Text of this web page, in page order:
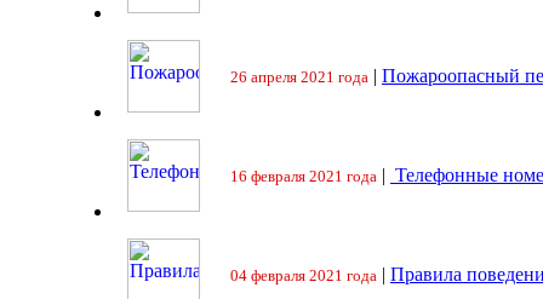
26 апреля 2021 года | Пожароопасный
16 февраля 2021 года | Телефонные
04 февраля 2021 года | Правила